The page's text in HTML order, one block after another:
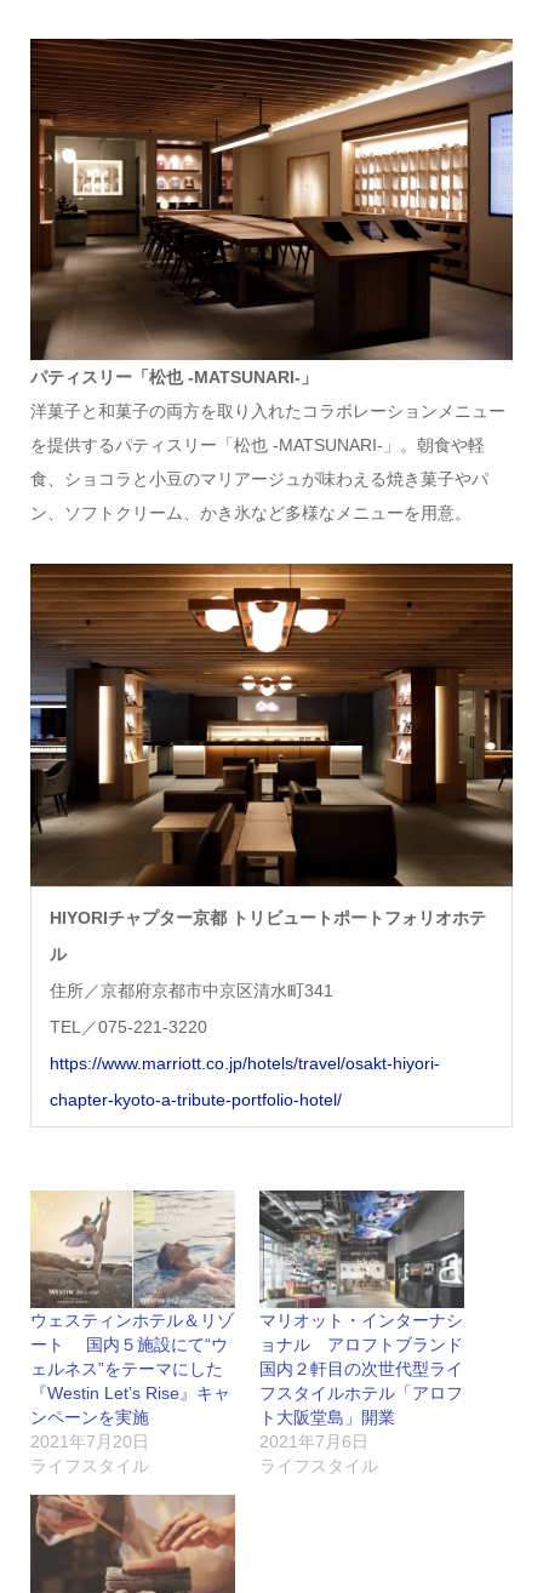
パティスリー「松也 -MATSUNARI-」
洋菓子と和菓子の両方を取り入れたコラボレーションメニュー
を提供するパティスリー「松也 -MATSUNARI-」。朝食や軽
食、ショコラと小豆のマリアージュが味わえる焼き菓子やパ
ン、ソフトクリーム、かき氷など多様なメニューを用意。
HIYORIチャプター京都 トリビュートポートフォリオホテ
ル
住所／京都府京都市中京区清水町341
TEL／075-221-3220
https://www.marriott.co.jp/hotels/travel/osakt-hiyori-
chapter-kyoto-a-tribute-portfolio-hotel/
ウェスティンホテル＆リゾ
ート 国内５施設にて“ウ
ェルネス”をテーマにした
『Westin Let’s Rise』キャ
ンペーンを実施
2021年7月20日
ライフスタイル
マリオット・インターナシ
ョナル アロフトブランド
国内２軒目の次世代型ライ
フスタイルホテル「アロフ
ト大阪堂島」開業
2021年7月6日
ライフスタイル